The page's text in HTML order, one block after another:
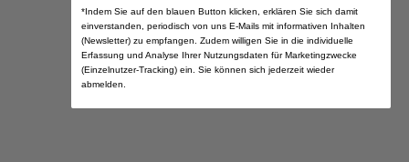
*Indem Sie auf den blauen Button klicken, erklären Sie sich damit
einverstanden, periodisch von uns E-Mails mit informativen Inhalten
(Newsletter) zu empfangen. Zudem willigen Sie in die individuelle
Erfassung und Analyse Ihrer Nutzungsdaten für Marketingzwecke
(Einzelnutzer-Tracking) ein. Sie können sich jederzeit wieder
abmelden.